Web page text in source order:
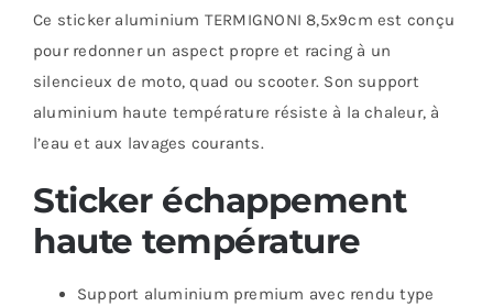
Ce sticker aluminium TERMIGNONI 8,5x9cm est conçu
pour redonner un aspect propre et racing à un
silencieux de moto, quad ou scooter. Son support
aluminium haute température résiste à la chaleur, à
l’eau et aux lavages courants.
Sticker échappement
haute température
Support aluminium premium avec rendu type